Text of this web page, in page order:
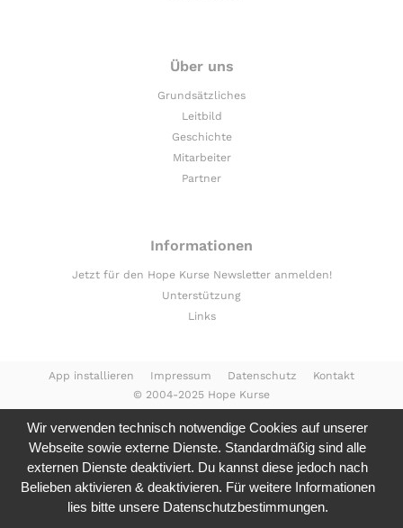
Über uns
Grundsätzliches
Leitbild
Geschichte
Mitarbeiter
Partner
Informationen
Jetzt für den Hope Kurse Newsletter anmelden!
Unterstützung
Links
© 2004-2025 Hope Kurse
App installieren Impressum Datenschutz Kontakt
Wir verwenden technisch notwendige Cookies auf unserer
Webseite sowie externe Dienste. Standardmäßig sind alle
externen Dienste deaktiviert. Du kannst diese jedoch nach
Belieben aktivieren & deaktivieren. Für weitere Informationen
lies bitte unsere Datenschutzbestimmungen.